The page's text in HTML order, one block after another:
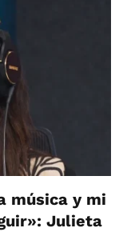
música y mi
Julieta